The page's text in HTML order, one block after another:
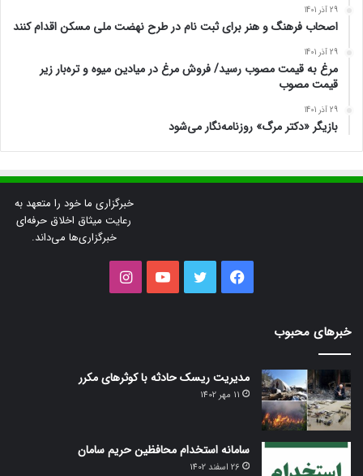
29 آذر 1401
اصحاب فرهنگ و هنر برای ثبت نام در طرح نهضت ملی مسکن اقدام کنند
29 آذر 1401
مرغ به قیمت مصوب رسید/ فروش مرغ در میادین میوه و تره‌بار زیر
قیمت مصوب
29 آذر 1401
بازیگر «دکتر مرگ» روزنامه‌نگار می‌شود
خبرگزاری ما خود را متعهد به
رعایت میثاق اخلاق حرفه‌ای
خبرگزاری‌ها می‌داند.
فیس
توییتر یوتیوب
خبرهای محبوب
مدیریت ریسک حادثه با کوثر‌های مکرر
11 مهر 1402
سامانه استخدام محافظین حریم سامان
26 اسفند 1402